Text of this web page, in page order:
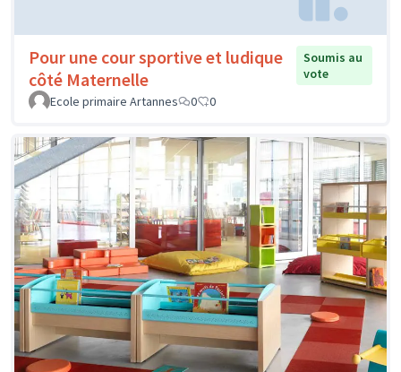
Pour une cour sportive et ludique
côté Maternelle
Soumis au
vote
Ecole primaire Artannes
0 0